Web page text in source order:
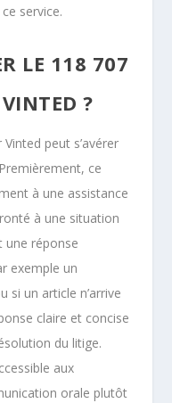
service.
LE 118 707
?
peut s’avérer
ce
à une assistance
à une situation
une réponse
exemple un
si un article n’arrive
claire et concise
du litige.
aux
orale plutôt